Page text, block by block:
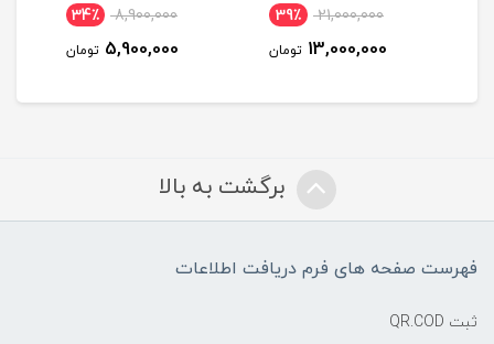
21,000,000 39٪
13,000,000 تومان
8,900,000 34٪
5,900,000 تومان
برگشت به بالا
فهرست صفحه های فرم دریافت اطلاعات
ثبت QR.COD